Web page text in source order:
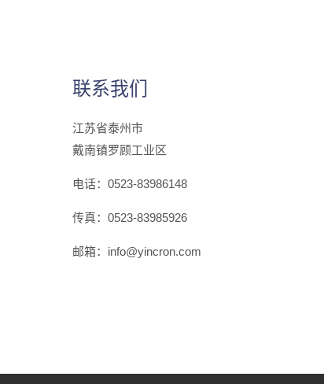
联系我们
江苏省泰州市
戴南镇罗顾工业区
电话：0523-83986148
传真：0523-83985926
邮箱：info@yincron.com